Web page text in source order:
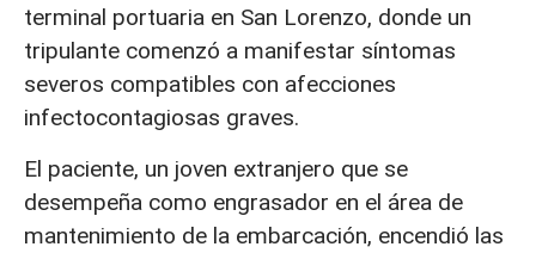
terminal portuaria en San Lorenzo, donde un
tripulante comenzó a manifestar síntomas
severos compatibles con afecciones
infectocontagiosas graves.
El paciente, un joven extranjero que se
desempeña como engrasador en el área de
mantenimiento de la embarcación, encendió las